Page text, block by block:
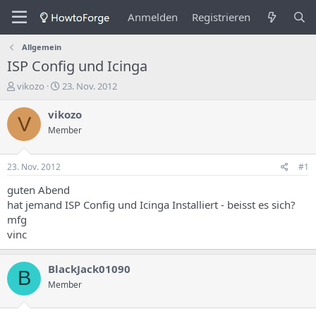
Anmelden Registrieren
Allgemein
ISP Config und Icinga
E
s
t
e
e
r
d
e
s
T
h
e
m
a
vikozo
E
s
e
n
g
s
t
m
23. Nov. 2012
V vikozo
Member
23. Nov. 2012 #1
guten Abend
hat jemand ISP Config und Icinga Installiert - beisst es sich?
mfg
vinc
B BlackJack01090
Member